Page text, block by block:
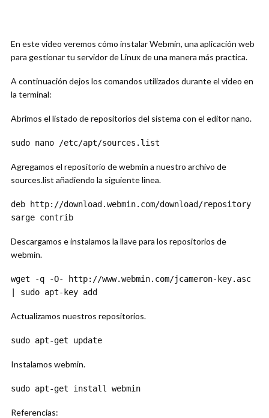
En este video veremos cómo instalar Webmin, una aplicación web
para gestionar tu servidor de Linux de una manera más practica.
A continuación dejos los comandos utilizados durante el video en
la terminal:
Abrimos el listado de repositorios del sistema con el editor nano.
sudo nano /etc/apt/sources.list
Agregamos el repositorio de webmin a nuestro archivo de
sources.list añadiendo la siguiente linea.
deb http://download.webmin.com/download/repository
sarge contrib
Descargamos e instalamos la llave para los repositorios de
webmin.
wget -q -O- http://www.webmin.com/jcameron-key.asc
| sudo apt-key add
Actualizamos nuestros repositorios.
sudo apt-get update
Instalamos webmin.
sudo apt-get install webmin
Referencias: